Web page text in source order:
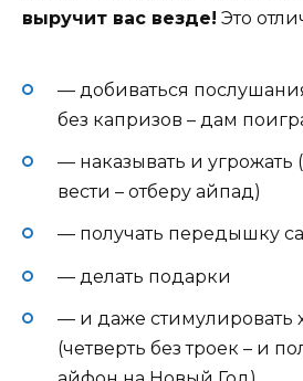
выручит вас везде! Это
— добиваться
без капризов – дам
— наказывать и угрожать
вести – отберу айпад)
— получать передышку
— делать подарки
— и даже стимулировать
(четверть без троек – и